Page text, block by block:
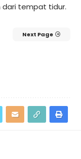
dari tempat tidur.
Next Page